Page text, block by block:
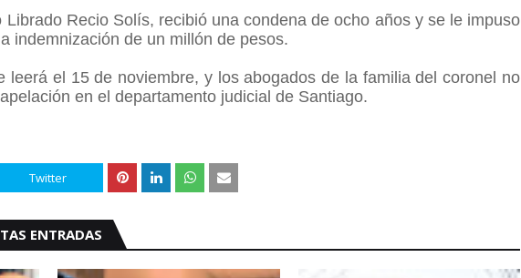
Librado Recio Solís, recibió una condena de ocho años y se le impuso
indemnización de un millón de pesos.
leerá el 15 de noviembre, y los abogados de la familia del coronel no
en el departamento judicial de Santiago.
Twitter
ENTRADAS